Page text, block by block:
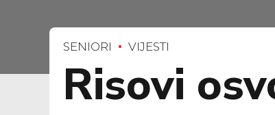
SENIORI VIJESTI
Risovi